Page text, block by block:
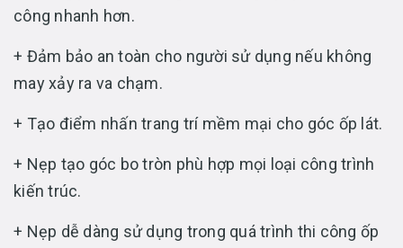
công nhanh hơn.
+ Đảm bảo an toàn cho người sử dụng nếu không
may xảy ra va chạm.
+ Tạo điểm nhấn trang trí mềm mại cho góc ốp lát.
+ Nẹp tạo góc bo tròn phù hợp mọi loại công trình
kiến trúc.
+ Nẹp dễ dàng sử dụng trong quá trình thi công ốp